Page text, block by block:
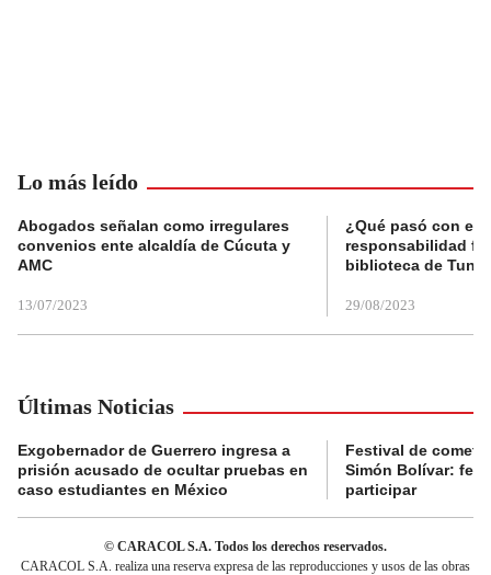
Lo más leído
Abogados señalan como irregulares
convenios ente alcaldía de Cúcuta y
AMC
13/07/2023
¿Qué pasó con el
responsabilidad
biblioteca de
29/08/2023
Últimas Noticias
Exgobernador de Guerrero ingresa a
prisión acusado de ocultar pruebas en
caso estudiantes en México
Festival de
Simón Bolívar:
participar
© CARACOL S.A. Todos los derechos reservados.
CARACOL S.A. realiza una reserva expresa de las reproducciones y usos de las obras